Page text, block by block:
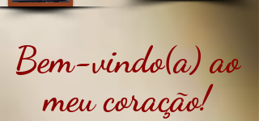
Bem-vindo(a) ao
meu coração!